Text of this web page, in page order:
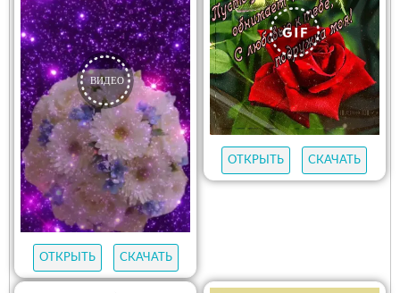
ОТКРЫТЬ СКАЧАТЬ
ОТКРЫТЬ СКАЧАТЬ